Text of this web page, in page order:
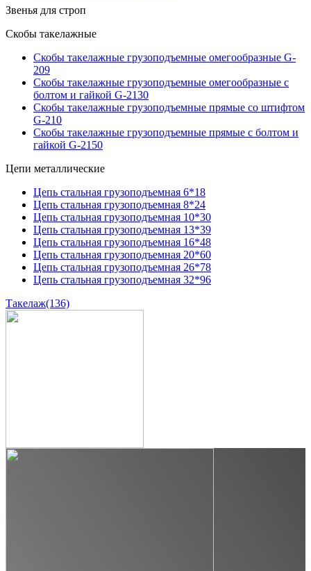
Звенья для строп
Скобы такелажные
Скобы такелажные грузоподъемные омегообразные G-
209
Скобы такелажные грузоподъемные омегообразные с
болтом и гайкой G-2130
Скобы такелажные грузоподъемные прямые со штифтом
G-210
Скобы такелажные грузоподъемные прямые с болтом и
гайкой G-2150
Цепи металлические
Цепь стальная грузоподъемная 6*18
Цепь стальная грузоподъемная 8*24
Цепь стальная грузоподъемная 10*30
Цепь стальная грузоподъемная 13*39
Цепь стальная грузоподъемная 16*48
Цепь стальная грузоподъемная 20*60
Цепь стальная грузоподъемная 26*78
Цепь стальная грузоподъемная 32*96
Такелаж(136)